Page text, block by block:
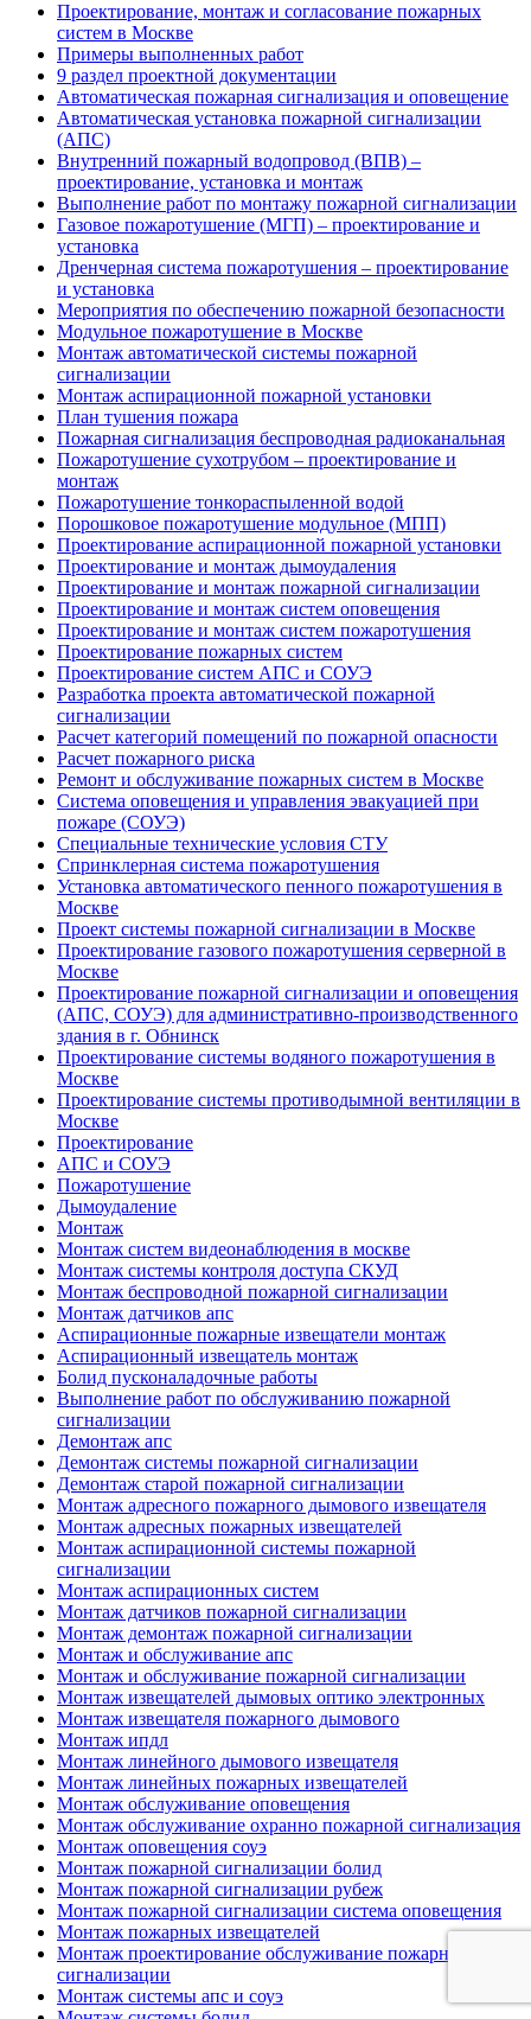
Проектирование, монтаж и согласование пожарных
систем в Москве
Примеры выполненных работ
9 раздел проектной документации
Автоматическая пожарная сигнализация и оповещение
Автоматическая установка пожарной сигнализации
(АПС)
Внутренний пожарный водопровод (ВПВ) –
проектирование, установка и монтаж
Выполнение работ по монтажу пожарной сигнализации
Газовое пожаротушение (МГП) – проектирование и
установка
Дренчерная система пожаротушения – проектирование
и установка
Мероприятия по обеспечению пожарной безопасности
Модульное пожаротушение в Москве
Монтаж автоматической системы пожарной
сигнализации
Монтаж аспирационной пожарной установки
План тушения пожара
Пожарная сигнализация беспроводная радиоканальная
Пожаротушение сухотрубом – проектирование и
монтаж
Пожаротушение тонкораспыленной водой
Порошковое пожаротушение модульное (МПП)
Проектирование аспирационной пожарной установки
Проектирование и монтаж дымоудаления
Проектирование и монтаж пожарной сигнализации
Проектирование и монтаж систем оповещения
Проектирование и монтаж систем пожаротушения
Проектирование пожарных систем
Проектирование систем АПС и СОУЭ
Разработка проекта автоматической пожарной
сигнализации
Расчет категорий помещений по пожарной опасности
Расчет пожарного риска
Ремонт и обслуживание пожарных систем в Москве
Система оповещения и управления эвакуацией при
пожаре (СОУЭ)
Специальные технические условия СТУ
Спринклерная система пожаротушения
Установка автоматического пенного пожаротушения в
Москве
Проект системы пожарной сигнализации в Москве
Проектирование газового пожаротушения серверной в
Москве
Проектирование пожарной сигнализации и оповещения
(АПС, СОУЭ) для административно-производственного
здания в г. Обнинск
Проектирование системы водяного пожаротушения в
Москве
Проектирование системы противодымной вентиляции в
Москве
Проектирование
АПС и СОУЭ
Пожаротушение
Дымоудаление
Монтаж
Монтаж систем видеонаблюдения в москве
Монтаж системы контроля доступа СКУД
Монтаж беспроводной пожарной сигнализации
Монтаж датчиков апс
Аспирационные пожарные извещатели монтаж
Аспирационный извещатель монтаж
Болид пусконаладочные работы
Выполнение работ по обслуживанию пожарной
сигнализации
Демонтаж апс
Демонтаж системы пожарной сигнализации
Демонтаж старой пожарной сигнализации
Монтаж адресного пожарного дымового извещателя
Монтаж адресных пожарных извещателей
Монтаж аспирационной системы пожарной
сигнализации
Монтаж аспирационных систем
Монтаж датчиков пожарной сигнализации
Монтаж демонтаж пожарной сигнализации
Монтаж и обслуживание апс
Монтаж и обслуживание пожарной сигнализации
Монтаж извещателей дымовых оптико электронных
Монтаж извещателя пожарного дымового
Монтаж ипдл
Монтаж линейного дымового извещателя
Монтаж линейных пожарных извещателей
Монтаж обслуживание оповещения
Монтаж обслуживание охранно пожарной сигнализация
Монтаж оповещения соуэ
Монтаж пожарной сигнализации болид
Монтаж пожарной сигнализации рубеж
Монтаж пожарной сигнализации система оповещения
Монтаж пожарных извещателей
Монтаж проектирование обслуживание пожарной
сигнализации
Монтаж системы апс и соуэ